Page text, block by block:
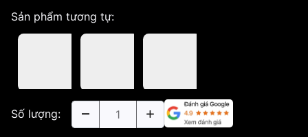
Sản phẩm tương tự:
Số lượng: